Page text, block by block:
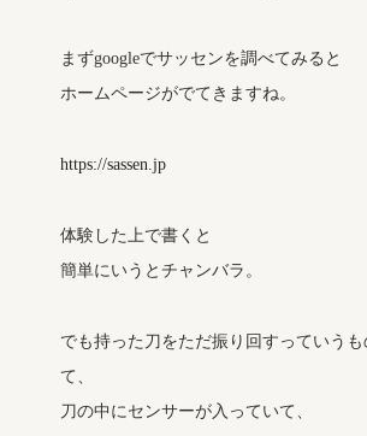
まずgoogleでサッセンを調べてみると
ホームページがでてきますね。
https://sassen.jp
体験した上で書くと
簡単にいうとチャンバラ。
でも持った刀をただ振り回すっていうも
て、
刀の中にセンサーが入っていて、